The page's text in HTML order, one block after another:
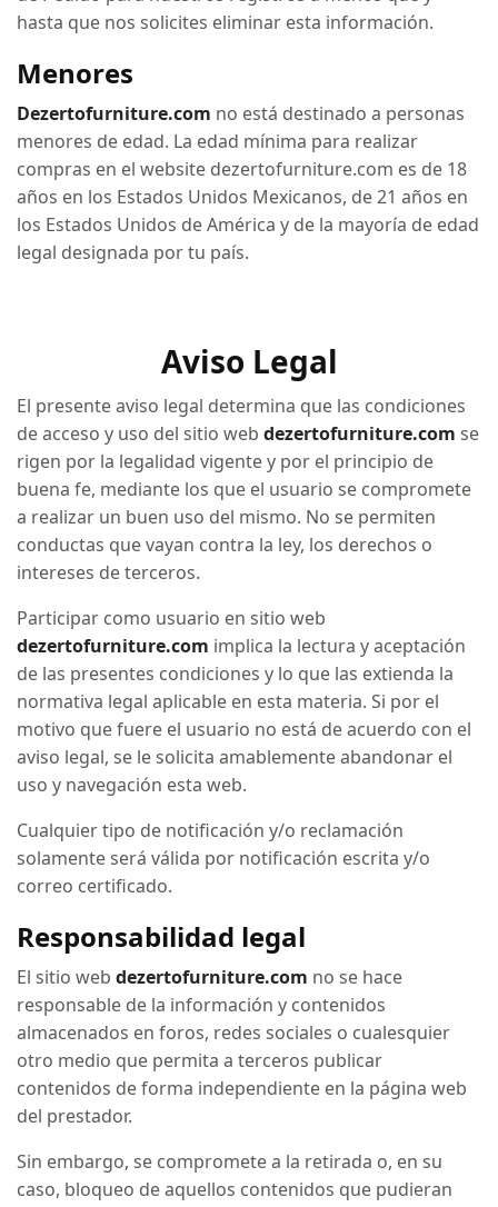
hasta que nos solicites eliminar esta información.
Menores
Dezertofurniture.com no está destinado a personas
menores de edad. La edad mínima para realizar
compras en el website dezertofurniture.com es de 18
años en los Estados Unidos Mexicanos, de 21 años en
los Estados Unidos de América y de la mayoría de edad
legal designada por tu país.
Aviso Legal
El presente aviso legal determina que las condiciones
de acceso y uso del sitio webdezertofurniture.com se
rigen por la legalidad vigente y por el principio de
buena fe, mediante los que el usuario se compromete
a realizar un buen uso del mismo. No se permiten
conductas que vayan contra la ley, los derechos o
intereses de terceros.
Participar como usuario en sitio web
dezertofurniture.com implica la lectura y aceptación
de las presentes condiciones y lo que las extienda la
normativa legal aplicable en esta materia. Si por el
motivo que fuere el usuario no está de acuerdo con el
aviso legal, se le solicita amablemente abandonar el
uso y navegación esta web.
Cualquier tipo de notificación y/o reclamación
solamente será válida por notificación escrita y/o
correo certificado.
Responsabilidad legal
El sitio webdezertofurniture.com no se hace
responsable de la información y contenidos
almacenados en foros, redes sociales o cualesquier
otro medio que permita a terceros publicar
contenidos de forma independiente en la página web
del prestador.
Sin embargo, se compromete a la retirada o, en su
caso, bloqueo de aquellos contenidos que pudieran